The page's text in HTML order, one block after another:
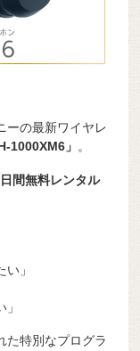
ーの最新ワイヤレ
1000XM6」 。
間無料レンタル
」
特別なプログラ